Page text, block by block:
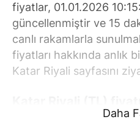
fiyatlar, 01.01.2026
güncellenmiştir ve 15
canlı rakamlarla
fiyatları hakkında anlık
Katar Riyali sayfasını
Daha